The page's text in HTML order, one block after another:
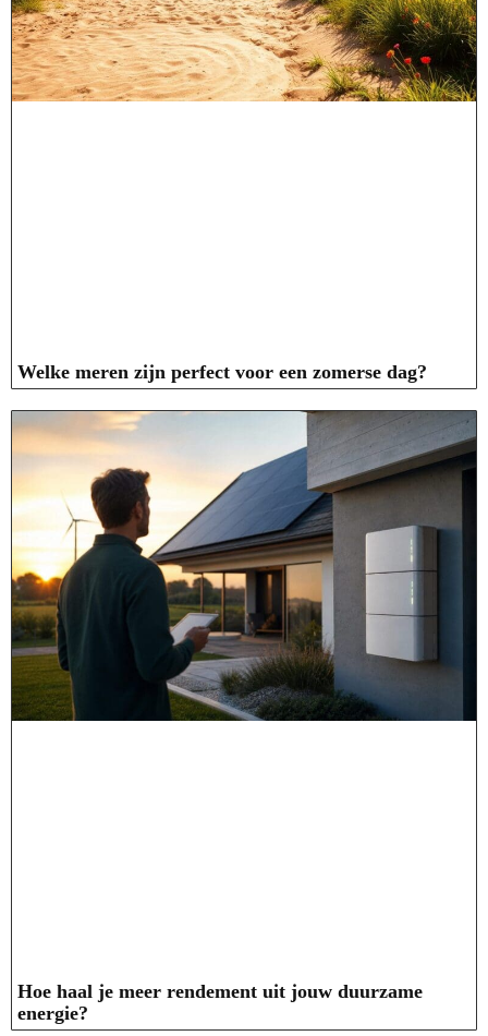
Welke meren zijn perfect voor een zomerse dag?
Hoe haal je meer rendement uit jouw duurzame
energie?